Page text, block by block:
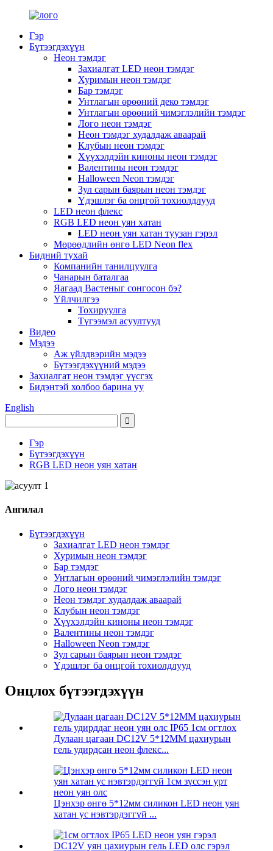
Гэр
Бүтээгдэхүүн
Неон тэмдэг
Захиалгат LED неон тэмдэг
Хуримын неон тэмдэг
Бар тэмдэг
Унтлагын өрөөний деко тэмдэг
Унтлагын өрөөний чимэглэлийн тэмдэг
Лого неон тэмдэг
Неон тэмдэг худалдаж аваарай
Клубын неон тэмдэг
Хүүхэлдэйн киноны неон тэмдэг
Валентины неон тэмдэг
Halloween Neon тэмдэг
Зул сарын баярын неон тэмдэг
Үдэшлэг ба онцгой тохиолдлууд
LED неон флекс
RGB LED неон уян хатан
LED неон уян хатан туузан гэрэл
Мөрөөдлийн өнгө LED Neon flex
Бидний тухай
Компанийн танилцуулга
Чанарын баталгаа
Яагаад Вастеныг сонгосон бэ?
Үйлчилгээ
Тохируулга
Түгээмэл асуултууд
Видео
Мэдээ
Аж үйлдвэрийн мэдээ
Бүтээгдэхүүний мэдээ
Захиалгат неон тэмдэг үүсгэх
Бидэнтэй холбоо барина уу
English
Гэр
Бүтээгдэхүүн
RGB LED неон уян хатан
Ангилал
Бүтээгдэхүүн
Захиалгат LED неон тэмдэг
Хуримын неон тэмдэг
Бар тэмдэг
Унтлагын өрөөний чимэглэлийн тэмдэг
Лого неон тэмдэг
Неон тэмдэг худалдаж аваарай
Клубын неон тэмдэг
Хүүхэлдэйн киноны неон тэмдэг
Валентины неон тэмдэг
Halloween Neon тэмдэг
Зул сарын баярын неон тэмдэг
Үдэшлэг ба онцгой тохиолдлууд
Онцлох бүтээгдэхүүн
Дулаан цагаан DC12V 5*12MM цахиурын
гель удирдсан неон флекс...
Цэнхэр өнгө 5*12мм силикон LED неон уян
хатан ус нэвтэрдэггүй ...